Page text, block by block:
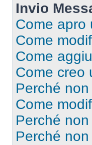
Invio
Come apro
Come
Come
Come creo
Perché
Come
Perché
Perché